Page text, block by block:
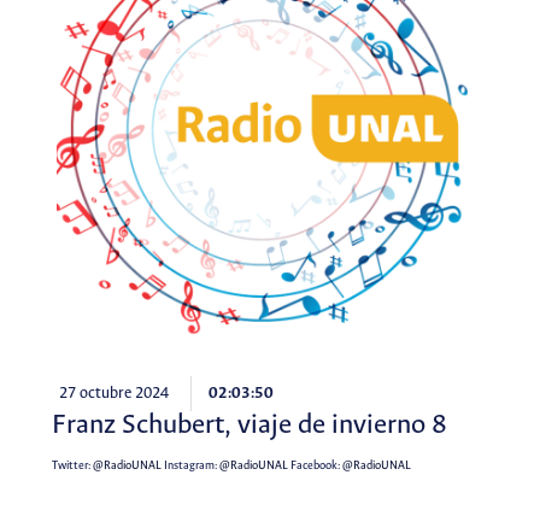
27 octubre 2024 02:03:50
Franz Schubert, viaje de invierno 8
Twitter:@RadioUNALInstagram:@RadioUNALFacebook:@RadioUNAL